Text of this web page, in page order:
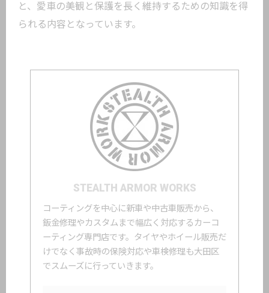
と、愛車の美観と保護を長く維持するための知識を得
られる内容となっています。
STEALTH ARMOR WORKS
コーティングを中心に新車や中古車販売から、
鈑金修理やカスタムまで幅広く対応するカーコ
ーティング専門店です。タイヤやホイール販売だ
けでなく事故時の保険対応や車検修理も大田区
でスムーズに行っていきます。